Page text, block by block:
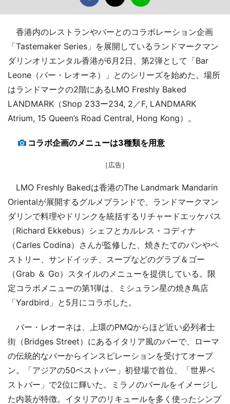
香港内のレストランやバーとのコラボレーション企画
「Tastemaker Series」を展開しているランドマークマン
ダリンオリエンタル香港が6月2日、第2弾として「Bar
Leone（バー・レオーネ）」とのシリーズを始めた。場所
はランドマークの2階にあるLMO Freshly Baked
LANDMARK（Shop 233ー234, 2／F, LANDMARK
Atrium, 15 Queen’s Road Central, Hong Kong）。
コラボ企画のメニューは3種類を用意
［広告］
LMO Freshly Bakedは香港のThe Landmark Mandarin
Orientalが展開するグルメブランドで、ランドマークマン
ダリンで料理やドリンクを統括するリチャードエッケバス
（Richard Ekkebus）シェフとカルレス・コディナ
（Carles Codina）さんが監修した、焼きたてのパンやペ
ストリー、サンドイッチ、スープなどのグラブ＆ゴー
（Grab ＆ Go）スタイルのメニューを提供している。限
定コラボメニューの第1弾は、ミシュラン星の焼き鳥店
「Yardbird」と5月にコラボした。
バー・レオーネは、上環のPMQからほど近い必列者士
街（Bridges Street）にあるイタリア風のバーで、ローマ
の伝統的なバーからインスピレーションを受けてオープ
ン。「アジアの50ベストバー」初登場で首位、「世界ベ
ストバー」で2位に輝いた。ミラノのバールをイメージし
た内装が特徴。イタリアのリキュールを多く使ったシンプ